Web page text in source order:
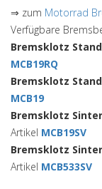
⇒ zum Motorrad
Verfügbare
Bremsklotz
MCB19RQ
Bremsklotz
MCB19
Bremsklotz Sinter
Artikel MCB19SV
Bremsklotz Sinter
Artikel MCB533SV